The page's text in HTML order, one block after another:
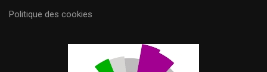
Politique des cookies